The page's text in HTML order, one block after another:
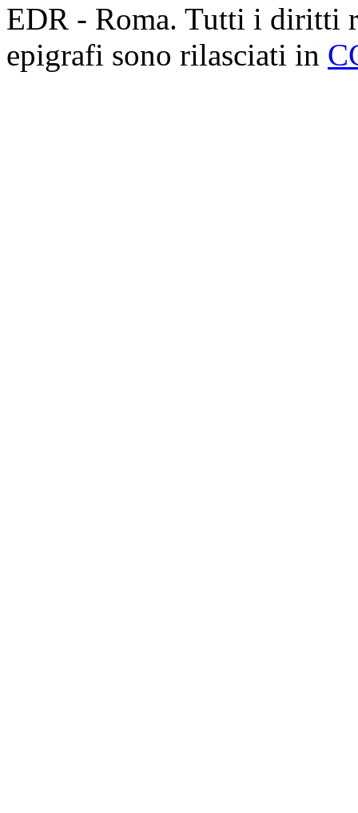
EDR - Roma. Tutti i
epigrafi sono rilasciati in